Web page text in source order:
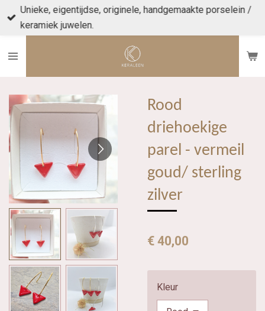
Ga
direct
de
Unieke, eigentijdse, originele, handgemaakte porselein /
keramiek juwelen.
Rood
driehoekige
parel - vermeil
goud/ sterling
zilver
€ 40,00
Kleur